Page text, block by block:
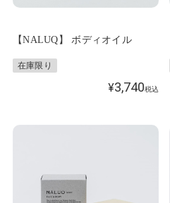
【NALUQ】 ボディオイル
在庫限り
¥3,740税込